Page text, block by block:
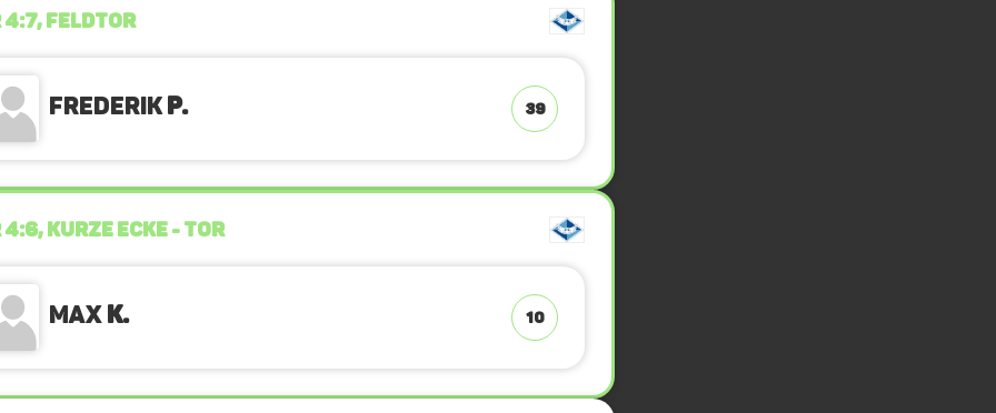
4:7, FELDTOR
FrederikP. 39
4:6, KURZE ECKE - TOR
MaxK. 10